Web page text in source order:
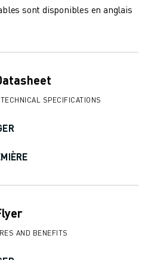
FANUC
sont disponibles en anglais
SPECIFICATIONS
AND BENEFITS